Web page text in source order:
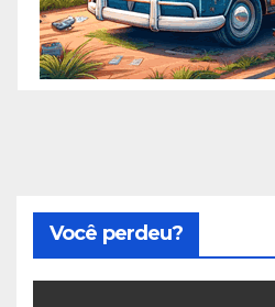
Você perdeu?